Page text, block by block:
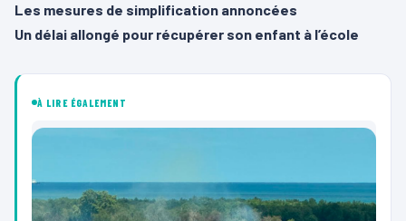
Les mesures de simplification annoncées
Un délai allongé pour récupérer son enfant à l’école
À LIRE ÉGALEMENT